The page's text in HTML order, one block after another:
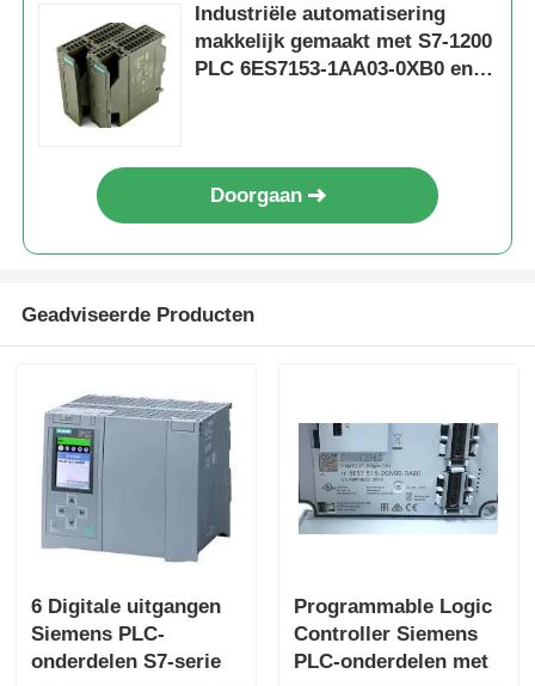
Over ons
Kwaliteitscontrole
Neem contact met ons op
Vraag een offerte
Industriële automatisering
makkelijk gemaakt met S7-1200
PLC 6ES7153-1AA03-0XB0 en
Doorgaan
Geadviseerde Producten
6 Digitale uitgangen
Siemens PLC-
onderdelen S7-serie
Programmable Logic
Controller Siemens
PLC-onderdelen met